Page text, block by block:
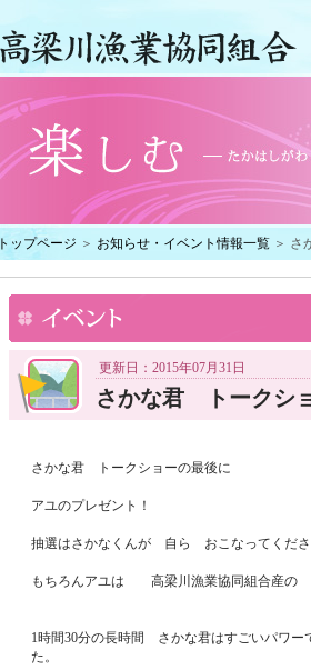
トップページ ＞ お知らせ・イベント情報一覧 ＞
更新日：2015年07月31日
さかな君 トーク
さかな君 トークショーの最後に
アユのプレゼント！
抽選はさかなくんが 自ら おこなってくださ
もちろんアユは 高梁川漁業協同組合産の
1時間30分の長時間 さかな君はすごいパワー
た。